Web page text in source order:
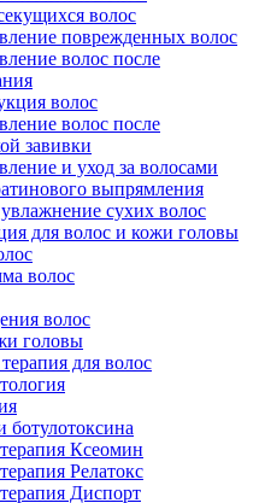
волос
поврежденных волос
волос после
волос
волос после
завивки
и уход за волосами
выпрямления
сухих волос
для волос и кожи головы
волос
волос
головы
для волос
ботулотоксина
Ксеомин
Релатокс
Диспорт